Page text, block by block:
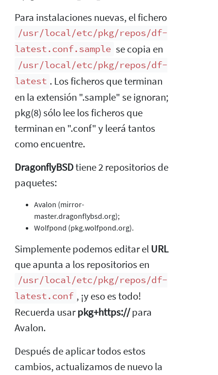
Para instalaciones nuevas, el fichero
/usr/local/etc/pkg/repos/df-
latest.conf.sample se copia en
/usr/local/etc/pkg/repos/df-
latest . Los ficheros que terminan
en la extensión ".sample" se ignoran;
pkg(8) sólo lee los ficheros que
terminan en ".conf" y leerá tantos
como encuentre.
DragonflyBSDtiene 2 repositorios de
paquetes:
Avalon (mirror-
master.dragonflybsd.org);
Wolfpond (pkg.wolfpond.org).
Simplemente podemos editar elURL
que apunta a los repositorios en
/usr/local/etc/pkg/repos/df-
latest.conf , ¡y eso es todo!
Recuerda usarpkg+https://para
Avalon.
Después de aplicar todos estos
cambios, actualizamos de nuevo la